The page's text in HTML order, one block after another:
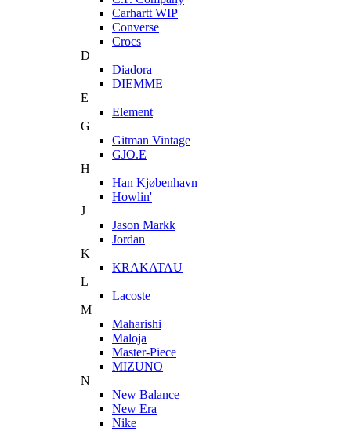
Carhartt WIP
Converse
Crocs
D
Diadora
DIEMME
E
Element
G
Gitman Vintage
GJO.E
H
Han Kjøbenhavn
Howlin'
J
Jason Markk
Jordan
K
KRAKATAU
L
Lacoste
M
Maharishi
Maloja
Master-Piece
MIZUNO
N
New Balance
New Era
Nike